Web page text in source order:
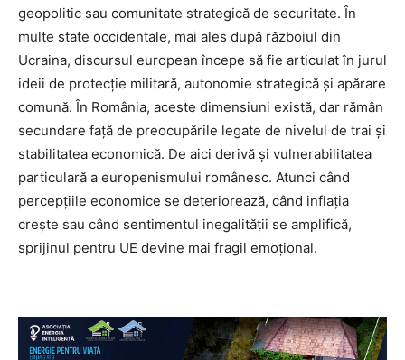
geopolitic sau comunitate strategică de securitate. În
multe state occidentale, mai ales după războiul din
Ucraina, discursul european începe să fie articulat în jurul
ideii de protecție militară, autonomie strategică și apărare
comună. În România, aceste dimensiuni există, dar rămân
secundare față de preocupările legate de nivelul de trai și
stabilitatea economică. De aici derivă și vulnerabilitatea
particulară a europenismului românesc. Atunci când
percepțiile economice se deteriorează, când inflația
crește sau când sentimentul inegalității se amplifică,
sprijinul pentru UE devine mai fragil emoțional.